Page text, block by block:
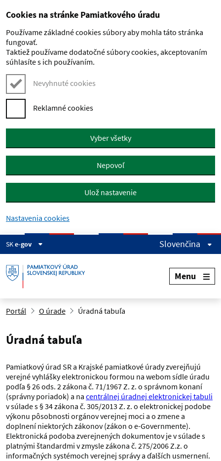
Preskočiť na hlavný obsah
Cookies na stránke Pamiatkového úradu
Používame základné cookies súbory aby mohla táto stránka
fungovať.
Taktiež používame dodatočné súbory cookies, akceptovaním
súhlasíte s ich používaním.
Nevyhnuté cookies
Reklamné cookies
Vyber všetky
Nepovoľ
Ulož nastavenie
Nastavenia cookies
SKe-gov Slovenčina
Menu
Portál O úrade Úradná tabuľa
Úradná tabuľa
Pamiatkový úrad SR a Krajské pamiatkové úrady zverejňujú
verejné vyhlášky elektronickou formou na webom sídle úradu
podľa § 26 ods. 2 zákona č. 71/1967 Z. z. o správnom konaní
(správny poriadok) a na centrálnej úradnej elektronickej tabuli
v súlade s § 34 zákona č. 305/2013 Z. z. o elektronickej podobe
výkonu pôsobnosti orgánov verejnej moci a o zmene a
doplnení niektorých zákonov (zákon o e-Governmente).
Elektronická podoba zverejnených dokumentov je v súlade s
platnými štandardmi v zmysle zákona č. 275/2006 Z.z. o
informačných systémoch verejnej správy a ďalších usmernení.